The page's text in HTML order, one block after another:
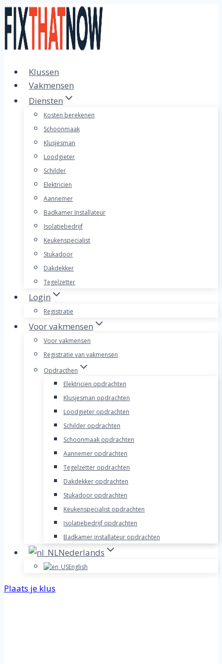
Doorgaan
naar
inhoud
Klussen
Vakmensen
Diensten
Kosten berekenen
Schoonmaak
Klusjesman
Loodgieter
Schilder
Elektricien
Aannemer
Badkamer Installateur
Isolatiebedrijf
Keukenspecialist
Stukadoor
Dakdekker
Tegelzetter
Login
Registratie
Voor vakmensen
Voor vakmensen
Registratie van vakmensen
Opdracthen
Elektricien opdrachten
Klusjesman opdrachten
Loodgieter opdrachten
Schilder opdrachten
Schoonmaak opdrachten
Aannemer opdrachten
Tegelzetter opdrachten
Dakdekker opdrachten
Stukadoor opdrachten
Keukenspecialist opdrachten
Isolatiebedrijf opdrachten
Badkamer installateur opdrachten
Nederlands
English
Plaats je klus